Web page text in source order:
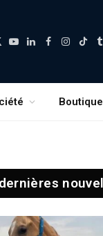
YouTube
LinkedInFacebook
Boutique